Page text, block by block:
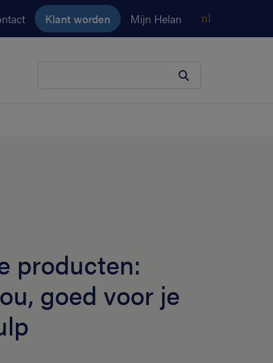
Klant worden Mijn Helan nl
producten:
goed voor je